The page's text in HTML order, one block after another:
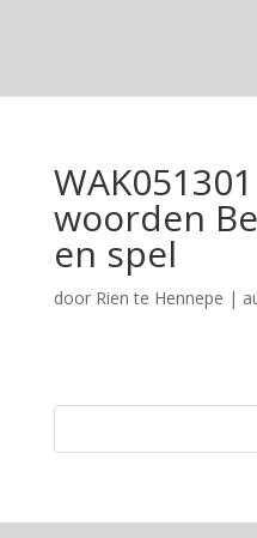
woorden
en spel
door Rien te Hennepe |